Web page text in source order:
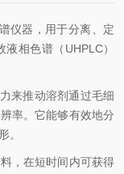
仪器，用于分离、定
相色谱（UHPLC）
来推动溶剂通过毛细
率。它能够有效地分
。
，在短时间内可获得